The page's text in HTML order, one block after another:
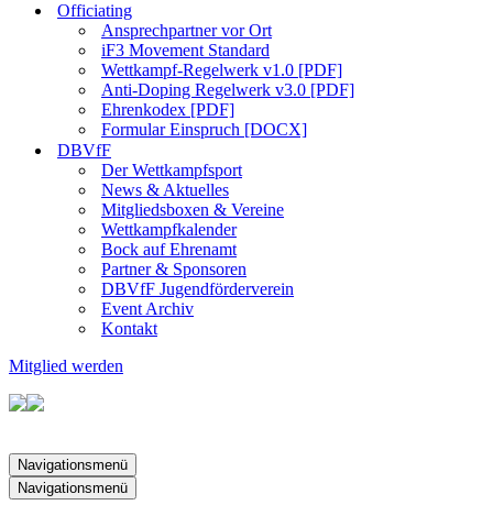
Officiating
Ansprechpartner vor Ort
iF3 Movement Standard
Wettkampf-Regelwerk v1.0 [PDF]
Anti-Doping Regelwerk v3.0 [PDF]
Ehrenkodex [PDF]
Formular Einspruch [DOCX]
DBVfF
Der Wettkampfsport
News & Aktuelles
Mitgliedsboxen & Vereine
Wettkampfkalender
Bock auf Ehrenamt
Partner & Sponsoren
DBVfF Jugendförderverein
Event Archiv
Kontakt
Mitglied werden
Navigationsmenü
Navigationsmenü